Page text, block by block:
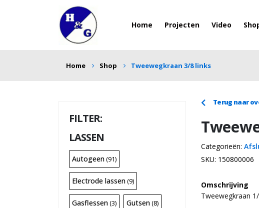
Home Projecten Video
Home Shop Tweewegkraan 3/8 links
LASSEN
Autogeen(91)
Electrode lassen(9)
Gasflessen(3) Gutsen(8)
Terug naar
SKU: 150800006
Categorieën:
Omschrijving
Tweewegkraan